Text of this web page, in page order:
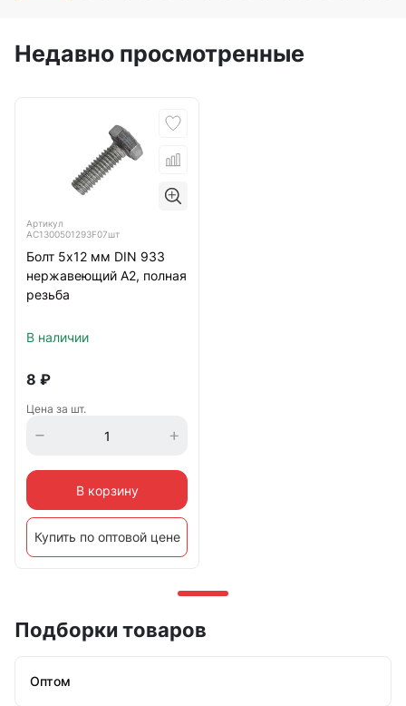
Недавно просмотренные
Артикул
АС1300501293F07шт
Болт 5х12 мм DIN 933
нержавеющий А2, полная
резьба
В наличии
8 ₽
Цена за шт.
В корзину
Купить по оптовой цене
Подборки товаров
Оптом